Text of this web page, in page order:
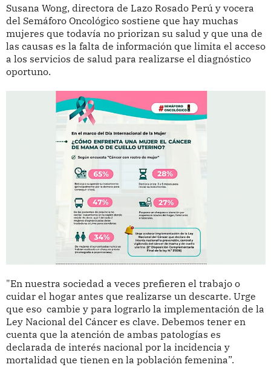
Susana Wong, directora de Lazo Rosado Perú y vocera
del Semáforo Oncológico sostiene que hay muchas
mujeres que todavía no priorizan su salud y que una de
las causas es la falta de información que limita el acceso
a los servicios de salud para realizarse el diagnóstico
oportuno.
"En nuestra sociedad a veces prefieren el trabajo o
cuidar el hogar antes que realizarse un descarte. Urge
que eso cambie y para lograrlo la implementación de la
Ley Nacional del Cáncer es clave. Debemos tener en
cuenta que la atención de ambas patologías es
declarada de interés nacional por la incidencia y
mortalidad que tienen en la población femenina”.